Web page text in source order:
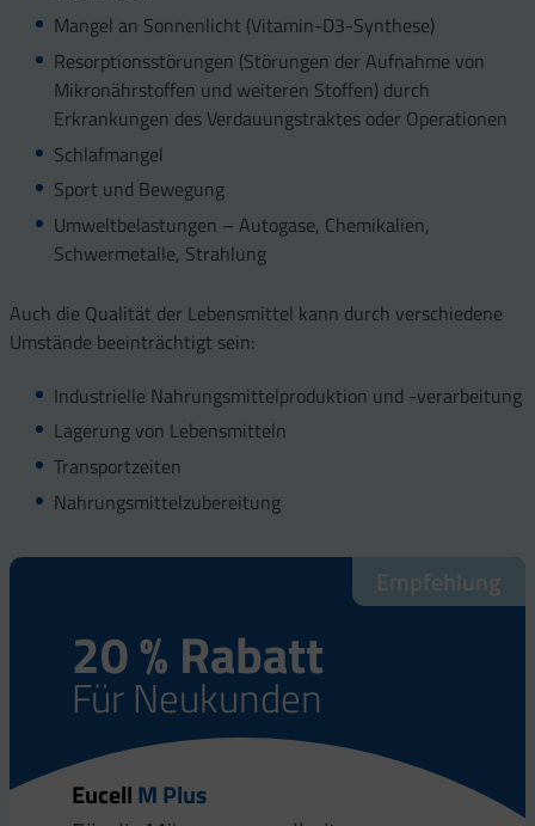
Mangel an Sonnenlicht (Vitamin-D3-Synthese)
Resorptionsstörungen (Störungen der Aufnahme von
Mikronährstoffen und weiteren Stoffen) durch
Erkrankungen des Verdauungstraktes oder Operationen
Schlafmangel
Sport und Bewegung
Umweltbelastungen – Autogase, Chemikalien,
Schwermetalle, Strahlung
Auch die Qualität der Lebensmittel kann durch verschiedene
Umstände beeinträchtigt sein:
Industrielle Nahrungsmittelproduktion und -verarbeitung
Lagerung von Lebensmitteln
Transportzeiten
Nahrungsmittelzubereitung
Empfehlung
20 % Rabatt
Für Neukunden
EucellM Plus
Empfehlung
20 % Rabatt
Für Neukunden
EucellFertil
Empfehlung
20 % Rabatt
Für Neukunden
EucellVital